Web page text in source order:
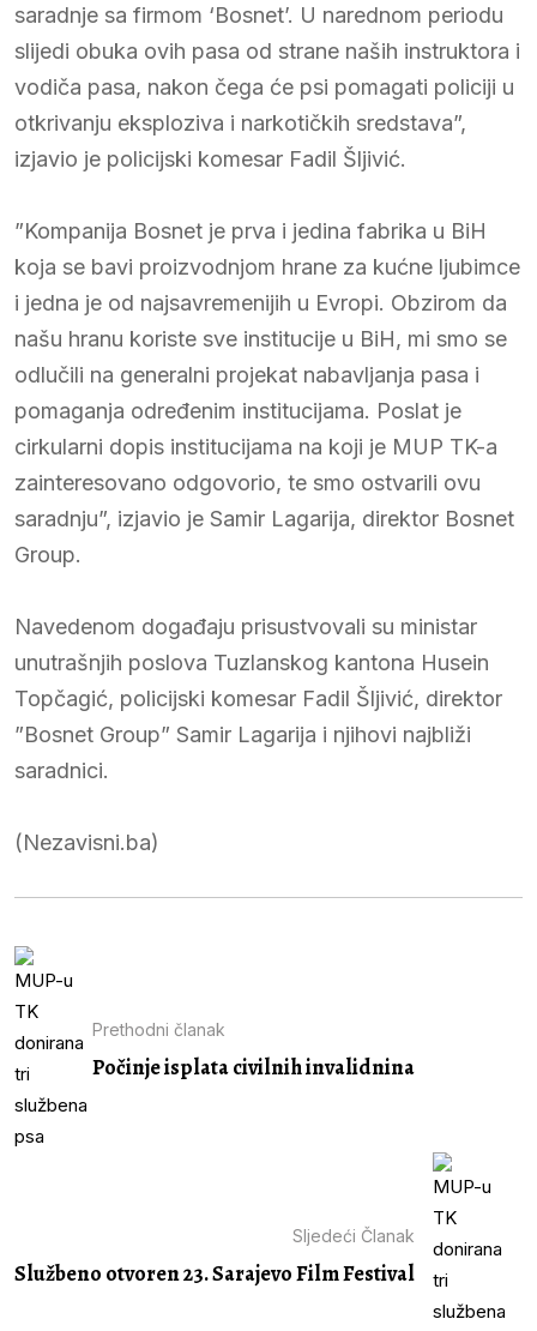
saradnje sa firmom ‘Bosnet’. U narednom periodu
slijedi obuka ovih pasa od strane naših instruktora i
vodiča pasa, nakon čega će psi pomagati policiji u
otkrivanju eksploziva i narkotičkih sredstava”,
izjavio je policijski komesar Fadil Šljivić.
”Kompanija Bosnet je prva i jedina fabrika u BiH
koja se bavi proizvodnjom hrane za kućne ljubimce
i jedna je od najsavremenijih u Evropi. Obzirom da
našu hranu koriste sve institucije u BiH, mi smo se
odlučili na generalni projekat nabavljanja pasa i
pomaganja određenim institucijama. Poslat je
cirkularni dopis institucijama na koji je MUP TK-a
zainteresovano odgovorio, te smo ostvarili ovu
saradnju”, izjavio je Samir Lagarija, direktor Bosnet
Group.
Navedenom događaju prisustvovali su ministar
unutrašnjih poslova Tuzlanskog kantona Husein
Topčagić, policijski komesar Fadil Šljivić, direktor
”Bosnet Group” Samir Lagarija i njihovi najbliži
saradnici.
(Nezavisni.ba)
Prethodni članak
Počinje isplata civilnih invalidnina
Sljedeći Članak
Službeno otvoren 23. Sarajevo Film Festival